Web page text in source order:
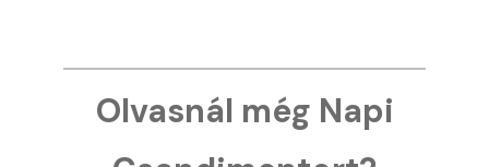
Olvasnál még Napi